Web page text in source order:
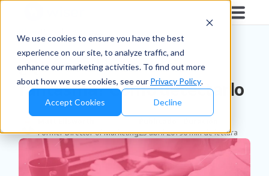
We use cookies to ensure you have the best
experience on our site, to analyze traffic, and
enhance our marketing activities. To find out more
about how we use cookies, see our Privacy Policy.
Accept Cookies Decline
¿Qué es el inventario
fantasma? Cómo detectarlo
Former Director of Marketing23 abril 20196 min de lectura